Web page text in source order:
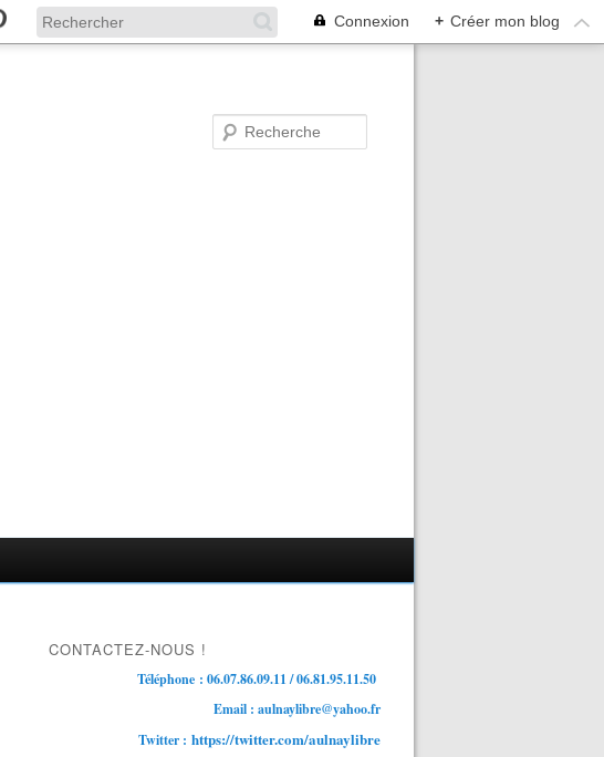
Connexion + Créer mon blog
CONTACTEZ-NOUS !
Téléphone : 06.07.86.09.11 / 06.81.95.11.50
Email : aulnaylibre@yahoo.fr
Twitter : https://twitter.com/aulnaylibre